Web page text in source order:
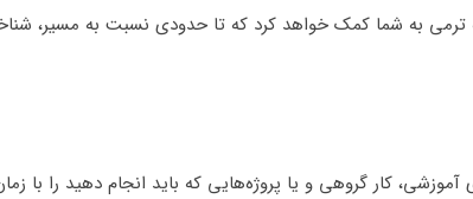
ترمی به شما کمک خواهد کرد که تا حدودی نسبت به مسیر،
کار گروهی و یا پروژه‌هایی که باید انجام دهید را با